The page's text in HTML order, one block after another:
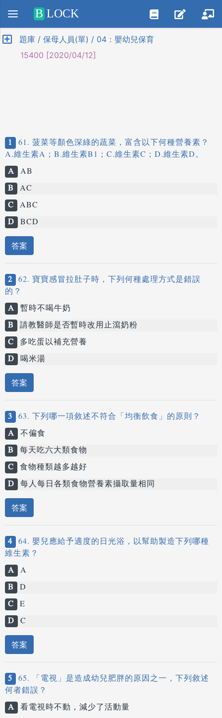
Positive SSL
B LOCK
題庫 / 保母人員(單) / 04：嬰幼兒保育
15400 [2020/04/12]
1 61. 菠菜等顏色深綠的蔬菜，富含以下何種營養素？
A.維生素A；B.維生素B1；C.維生素C；D.維生素D。
A AB
B AC
C ABC
D BCD
答案
2 62. 寶寶感冒拉肚子時，下列何種處理方式是錯誤
的？
A 暫時不喝牛奶
B 請教醫師是否暫時改用止瀉奶粉
C 多吃蛋以補充營養
D 喝米湯
答案
3 63. 下列哪一項敘述不符合「均衡飲食」的原則？
A 不偏食
B 每天吃六大類食物
C 食物種類越多越好
D 每人每日各類食物營養素攝取量相同
答案
4 64. 嬰兒應給予適度的日光浴，以幫助製造下列哪種
維生素？
A A
B D
C E
D C
答案
5 65. 「電視」是造成幼兒肥胖的原因之一，下列敘述
何者錯誤？
A 看電視時不動，減少了活動量